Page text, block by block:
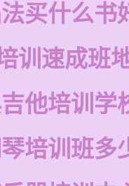
买什么书
训速成班
他培训学
培训班多